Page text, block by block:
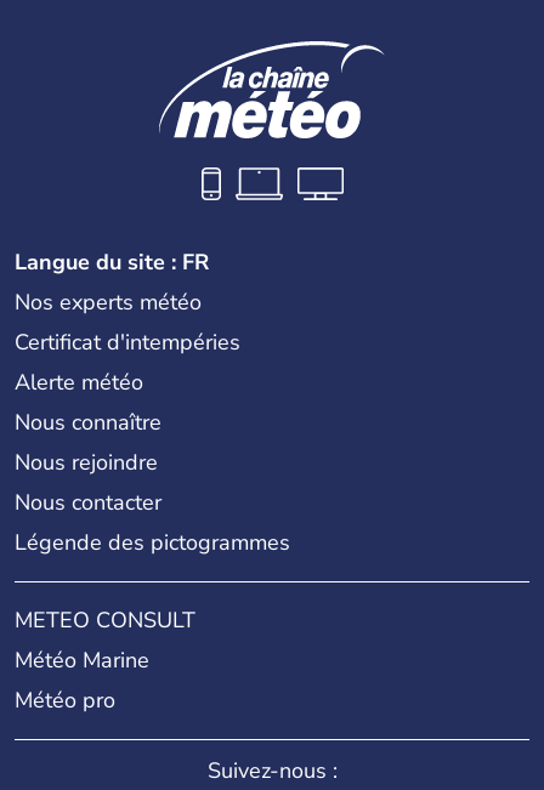
Langue du site : FR
Nos experts météo
Certificat d'intempéries
Alerte météo
Nous connaître
Nous rejoindre
Nous contacter
Légende des pictogrammes
METEO CONSULT
Météo Marine
Météo pro
Suivez-nous :